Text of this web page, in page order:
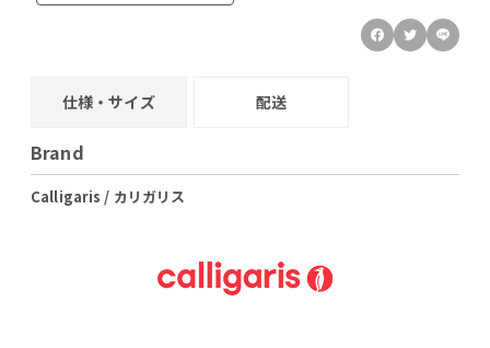
仕様・サイズ 配送
Brand
Calligaris / カリガリス